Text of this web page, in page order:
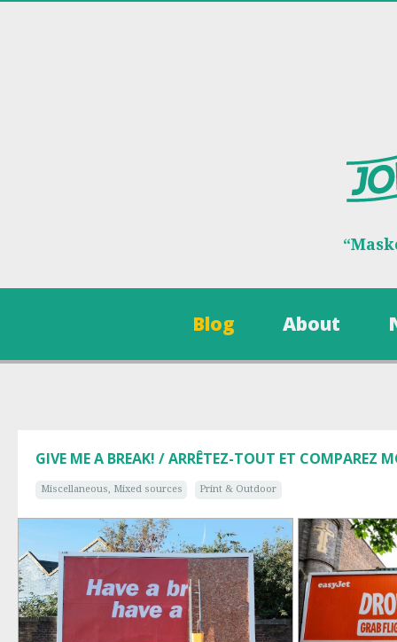
Blog About
GIVE ME A BREAK! / ARRÊTEZ-TOUT ET COMPAREZ
Miscellaneous, Mixed sources Print & Outdoor